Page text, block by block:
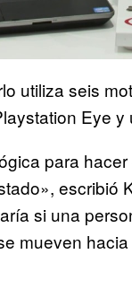
utiliza seis
Eye
para
escribió
si una
mueven